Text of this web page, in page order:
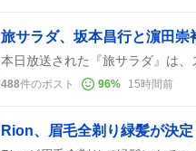
488件のポスト 96% 15時間前
Rion、眉毛全剃り緑髪が決